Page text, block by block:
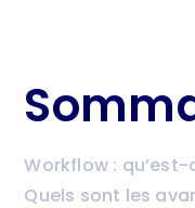
Workflow : qu’est-
Quels sont les